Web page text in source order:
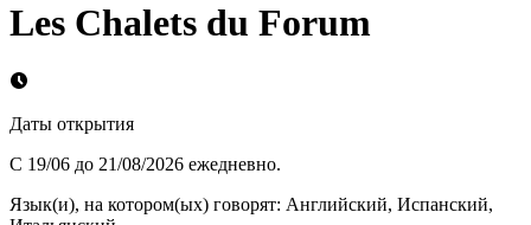
Les Chalets du Forum
Даты открытия
С 19/06 до 21/08/2026 ежедневно.
Язык(и), на котором(ых) говорят: Английский, Испанский,